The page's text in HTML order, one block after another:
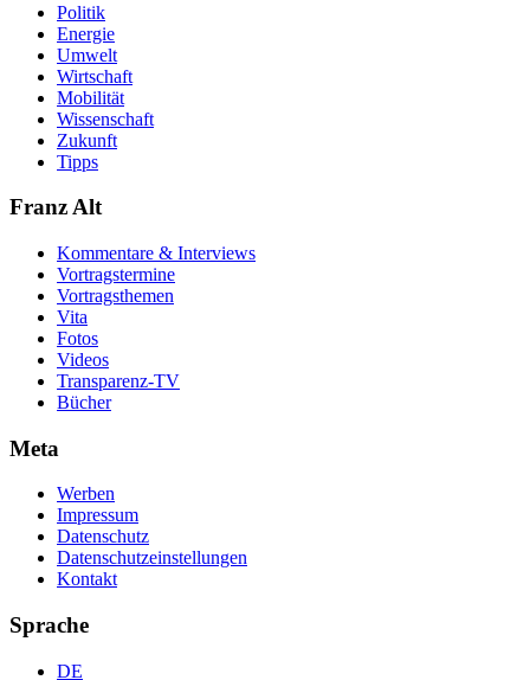
Politik
Energie
Umwelt
Wirtschaft
Mobilität
Wissenschaft
Zukunft
Tipps
Franz Alt
Kommentare & Interviews
Vortragstermine
Vortragsthemen
Vita
Fotos
Videos
Transparenz-TV
Bücher
Meta
Werben
Impressum
Datenschutz
Datenschutzeinstellungen
Kontakt
Sprache
DE